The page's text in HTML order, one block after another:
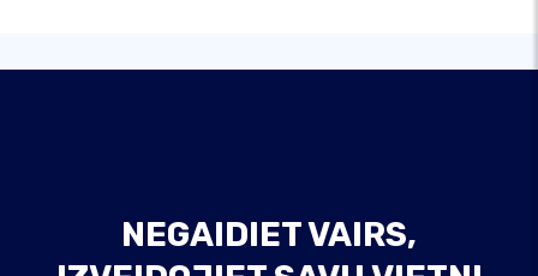
NEGAIDIET VAIRS,